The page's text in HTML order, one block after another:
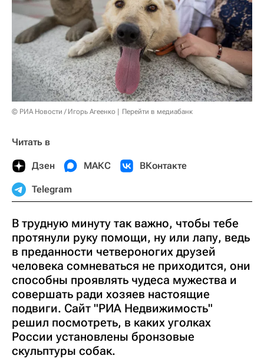
© РИА Новости / Игорь Агеенко Перейти в медиабанк
Читать в
Дзен МАКС ВКонтакте
Telegram
В трудную минуту так важно, чтобы тебе
протянули руку помощи, ну или лапу, ведь
в преданности четвероногих друзей
человека сомневаться не приходится, они
способны проявлять чудеса мужества и
совершать ради хозяев настоящие
подвиги. Сайт "РИА Недвижимость"
решил посмотреть, в каких уголках
России установлены бронзовые
скульптуры собак.